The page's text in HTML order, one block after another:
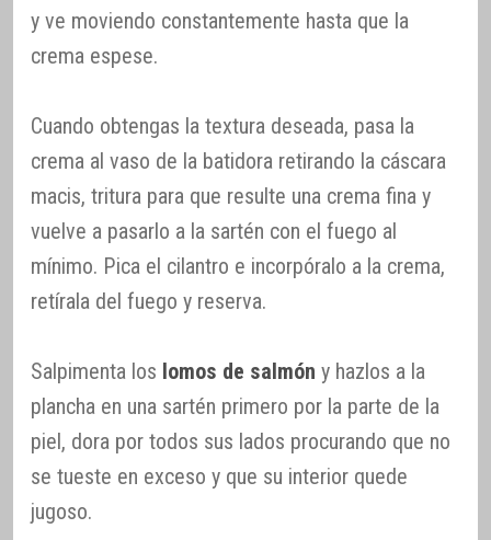
y ve moviendo constantemente hasta que la
crema espese.
Cuando obtengas la textura deseada, pasa la
crema al vaso de la batidora retirando la cáscara
macis, tritura para que resulte una crema fina y
vuelve a pasarlo a la sartén con el fuego al
mínimo. Pica el cilantro e incorpóralo a la crema,
retírala del fuego y reserva.
Salpimenta los lomos de salmón y hazlos a la
plancha en una sartén primero por la parte de la
piel, dora por todos sus lados procurando que no
se tueste en exceso y que su interior quede
jugoso.